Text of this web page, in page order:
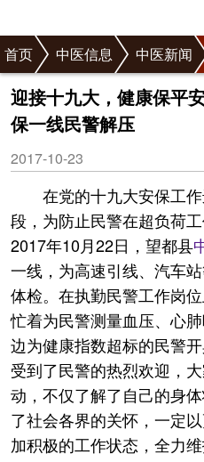
首页 中医信息 中医新闻
迎接十九大，健康保平
保一线民警解压
2017-10-23
在党的十九大安保工
段，为防止民警在超负荷
2017年10月22日，望都县
一线，为高速引线、汽车
体检。在执勤民警工作岗
忙着为民警测量血压、心
边为健康指数超标的民警
受到了民警的热烈欢迎，
动，不仅了解了自己的身
了社会各界的关怀，一定
加积极的工作状态，全力